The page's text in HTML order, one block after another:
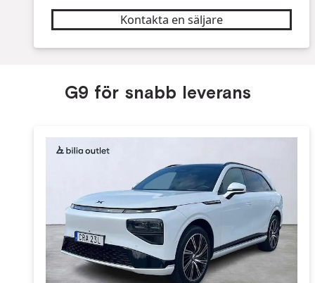
Kontakta en säljare
G9 för snabb leverans